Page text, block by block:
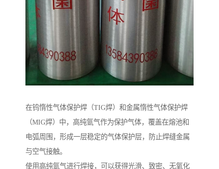
在钨惰性气体保护焊（TIG焊）和金属惰性气体保护焊
（MIG焊）中，高纯氩气作为保护气体，覆盖在熔池和
电弧周围，形成一层稳定的气体保护层，防止焊缝金属
与空气接触。
使用高纯氩气进行焊接，可以获得光滑、致密、无氧化